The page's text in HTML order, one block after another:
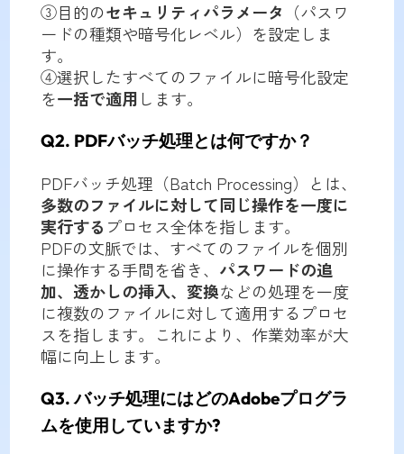
③目的のセキュリティパラメータ （パスワ
ードの種類や暗号化レベル）を設定しま
す。
④選択したすべてのファイルに暗号化設定
を一括で適用 します。
Q2. PDFバッチ処理とは何ですか？
PDFバッチ処理（Batch Processing）とは、
多数のファイルに対して同じ操作を一度に
実行する プロセス全体を指します。
PDFの文脈では、すべてのファイルを個別
に操作する手間を省き、 パスワードの追
加、透かしの挿入、変換などの処理を一度
に複数のファイルに対して適用するプロセ
スを指します。これにより、作業効率が大
幅に向上します。
Q3. バッチ処理にはどのAdobeプログラ
ムを使用していますか?